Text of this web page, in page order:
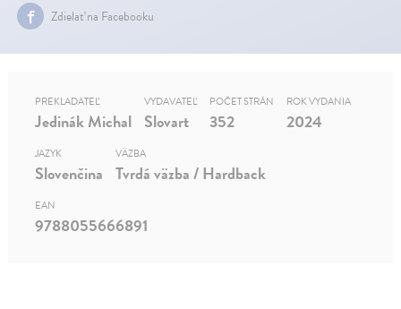
Zdielať na Facebooku
PREKLADATEĽ
Jedinák Michal
VYDAVATEĽ
Slovart
POČET STRÁN
352
ROK VYDANIA
2024
JAZYK
Slovenčina
VÄZBA
Tvrdá väzba / Hardback
EAN
9788055666891